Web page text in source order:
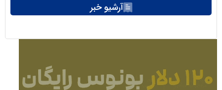
آرشیو خبر